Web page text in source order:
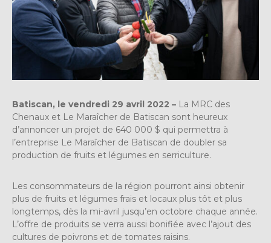
Batiscan, le vendredi 29 avril 2022 – La MRC des
Chenaux et Le Maraîcher de Batiscan sont heureux
d’annoncer un projet de 640 000 $ qui permettra à
l’entreprise Le Maraîcher de Batiscan de doubler sa
production de fruits et légumes en serriculture.
Les consommateurs de la région pourront ainsi obtenir
plus de fruits et légumes frais et locaux plus tôt et plus
longtemps, dès la mi-avril jusqu’en octobre chaque année.
L’offre de produits se verra aussi bonifiée avec l’ajout des
cultures de poivrons et de tomates raisins.